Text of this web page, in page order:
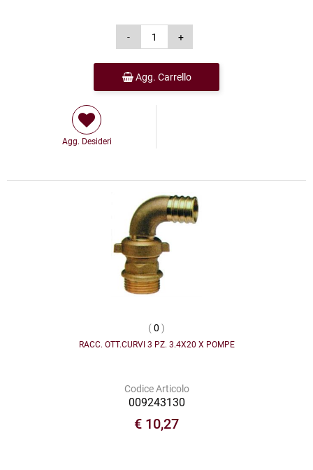
Agg. Carrello
Agg. Desideri
(0 )
RACC. OTT.CURVI 3 PZ. 3.4X20 X POMPE
Codice Articolo
009243130
€ 10,27